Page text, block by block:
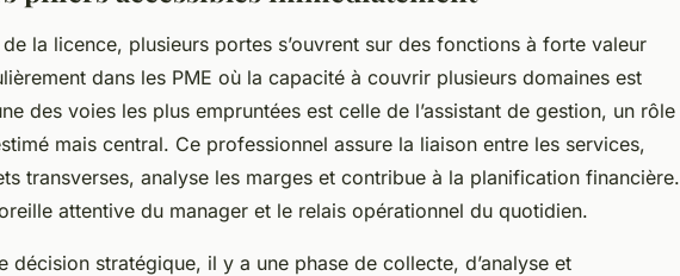
de la licence, plusieurs portes s’ouvrent sur des fonctions à forte valeur
dans les PME où la capacité à couvrir plusieurs domaines est
des voies les plus empruntées est celle de l’assistant de gestion, un rôle
mais central. Ce professionnel assure la liaison entre les services,
transverses, analyse les marges et contribue à la planification financière.
attentive du manager et le relais opérationnel du quotidien.
décision stratégique, il y a une phase de collecte, d’analyse et